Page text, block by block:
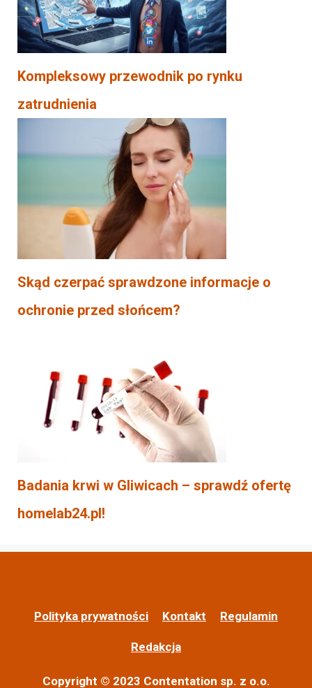
Kompleksowy przewodnik po rynku
zatrudnienia
Skąd czerpać sprawdzone informacje o
ochronie przed słońcem?
Badania krwi w Gliwicach – sprawdź ofertę
homelab24.pl!
Polityka prywatności Kontakt Regulamin
Redakcja
Copyright © 2023 Contentation sp. z o.o.